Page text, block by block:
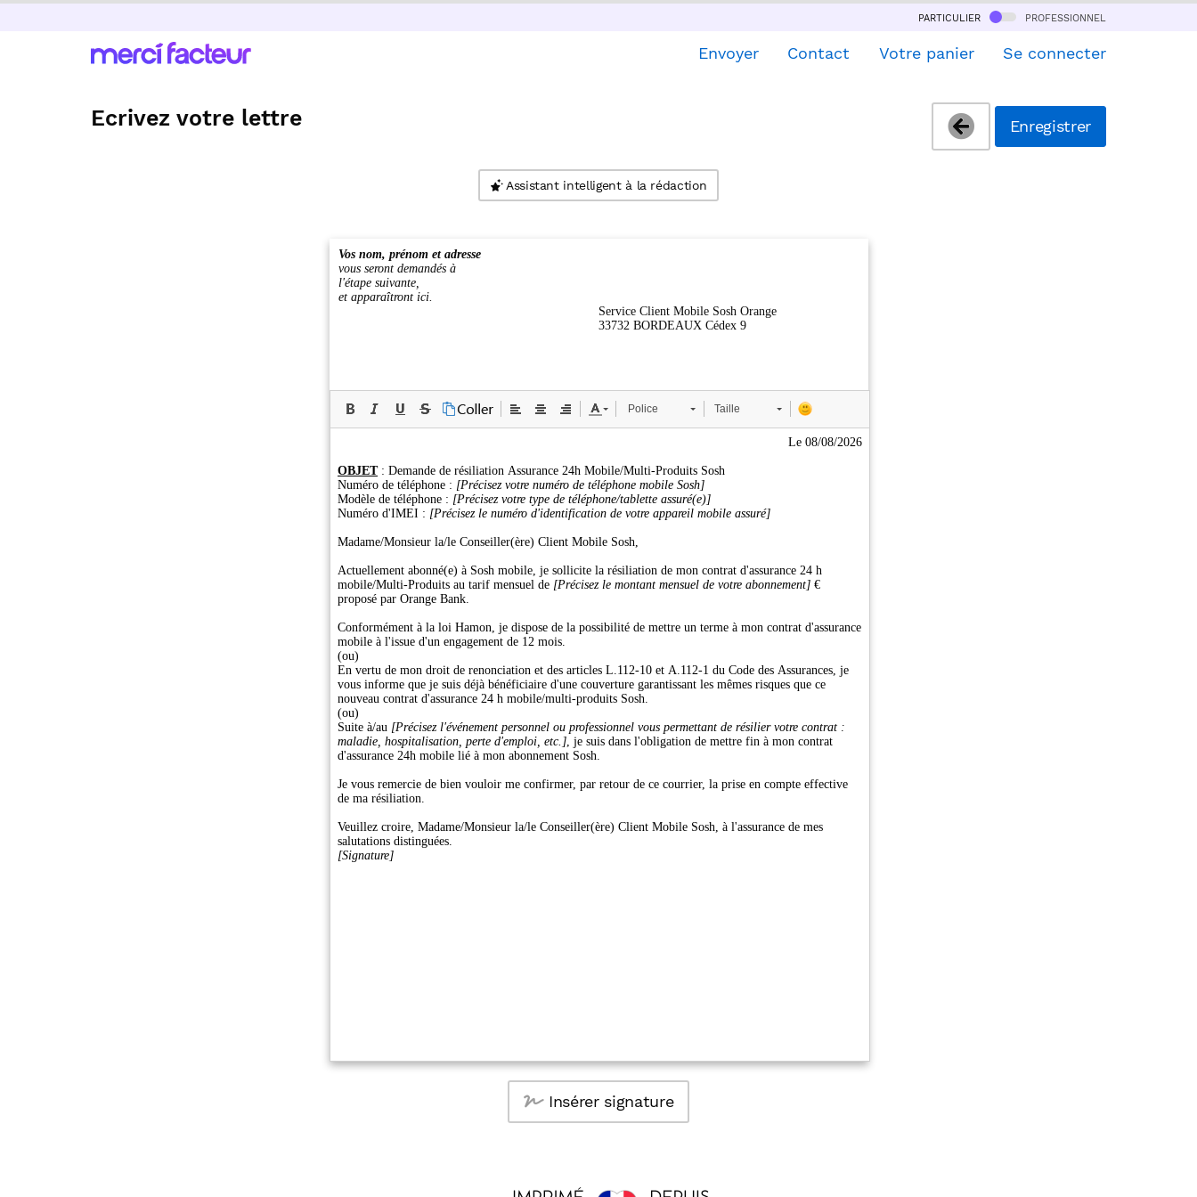
particulier professionnel
Envoyer Contact Votre panier Se connecter
Ecrivez votre lettre Enregistrer
Assistant intelligent à la rédaction
Vos nom, prénom et adresse
vous seront demandés à
l'étape suivante,
et apparaîtront ici.
Service Client Mobile Sosh Orange
33732 BORDEAUX Cédex 9
Police Taille
Insérer signature